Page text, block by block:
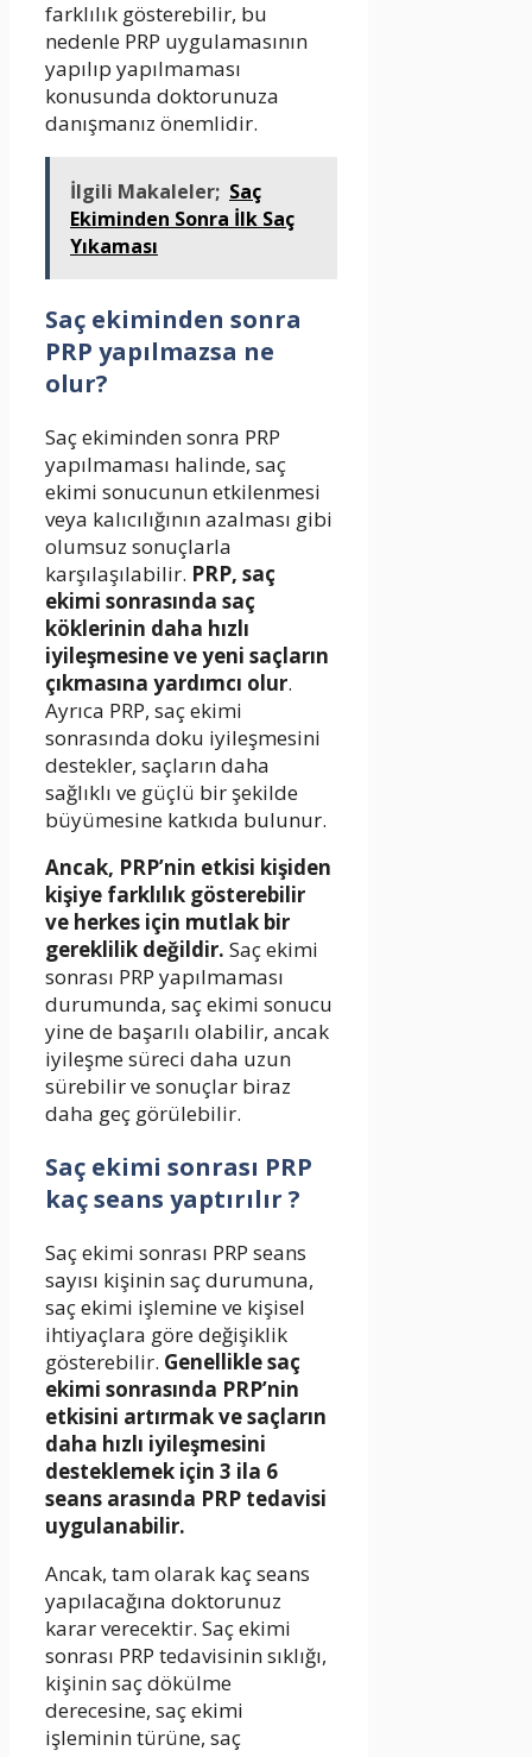
farklılık gösterebilir, bu
nedenle PRP uygulamasının
yapılıp yapılmaması
konusunda doktorunuza
danışmanız önemlidir.
İlgili Makaleler; Saç
Ekiminden Sonra İlk Saç
Yıkaması
Saç ekiminden sonra
PRP yapılmazsa ne
olur?
Saç ekiminden sonra PRP
yapılmaması halinde, saç
ekimi sonucunun etkilenmesi
veya kalıcılığının azalması gibi
olumsuz sonuçlarla
karşılaşılabilir. PRP, saç
ekimi sonrasında saç
köklerinin daha hızlı
iyileşmesine ve yeni saçların
çıkmasına yardımcı olur.
Ayrıca PRP, saç ekimi
sonrasında doku iyileşmesini
destekler, saçların daha
sağlıklı ve güçlü bir şekilde
büyümesine katkıda bulunur.
Ancak, PRP’nin etkisi kişiden
kişiye farklılık gösterebilir
ve herkes için mutlak bir
gereklilik değildir. Saç ekimi
sonrası PRP yapılmaması
durumunda, saç ekimi sonucu
yine de başarılı olabilir, ancak
iyileşme süreci daha uzun
sürebilir ve sonuçlar biraz
daha geç görülebilir.
Saç ekimi sonrası PRP
kaç seans yaptırılır ?
Saç ekimi sonrası PRP seans
sayısı kişinin saç durumuna,
saç ekimi işlemine ve kişisel
ihtiyaçlara göre değişiklik
gösterebilir. Genellikle saç
ekimi sonrasında PRP’nin
etkisini artırmak ve saçların
daha hızlı iyileşmesini
desteklemek için 3 ila 6
seans arasında PRP tedavisi
uygulanabilir.
Ancak, tam olarak kaç seans
yapılacağına doktorunuz
karar verecektir. Saç ekimi
sonrası PRP tedavisinin sıklığı,
kişinin saç dökülme
derecesine, saç ekimi
işleminin türüne, saç